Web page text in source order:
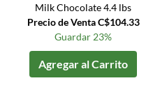
Milk Chocolate 4.4 lbs
Precio de Venta C$104.33
Guardar 23%
Agregar al Carrito